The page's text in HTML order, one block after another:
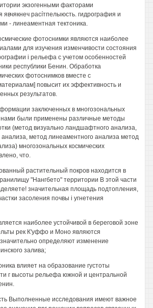
экзогенными факторами
pacíтпелыюсть. гидрография и
- линеаментная тектоника.
фотоснимки являются наиболее
для изучения изменчивости состояния
i рельефа с учетом особенностей
республики Бенин. Обработка
фотоснимков вместе с
повысит их эффективность и
результатов.
заключенных в многозональных
нами были применены различные методы
(метод визуально ландшафтного анализа,
анализа, метод линеаментного анализа метод
многозональных космических
что.
растительный покров находится в
"Нангбето" территории В этой части
значительная площадь подтопления,
засоления почвы i угнетения
наиболее устойчивой в береговой зоне
рек К'уффо и Моно являются
определяют изменение
залива;
влияет на образование густоты
г высоты рельефа южной и центральной
Выполненные исследования имеют важное